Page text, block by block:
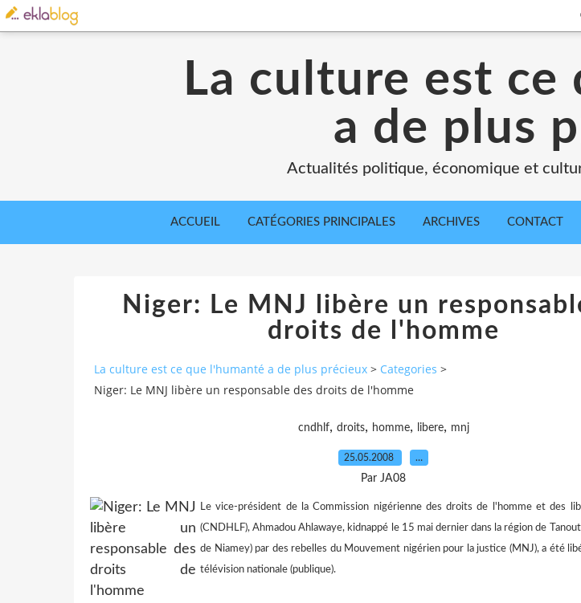
La culture est
a de plus
Actualités politique, économique et
ACCUEIL CATÉGORIES PRINCIPALES ARCHIVES CONTACT
Niger: Le MNJ libère un
droits de l'homme
La culture est ce que l'humanté a de plus précieux > Categories >
Niger: Le MNJ libère un responsable des droits de l'homme
cndhlf, droits, homme, libere, mnj
25.05.2008 …
Par JA08
Le vice-président de la Commission nigérienne des droits de l'homme et des
(CNDHLF), Ahmadou Ahlawaye, kidnappé le 15 mai dernier dans la région de
de Niamey) par des rebelles du Mouvement nigérien pour la justice (MNJ), a été
télévision nationale (publique).